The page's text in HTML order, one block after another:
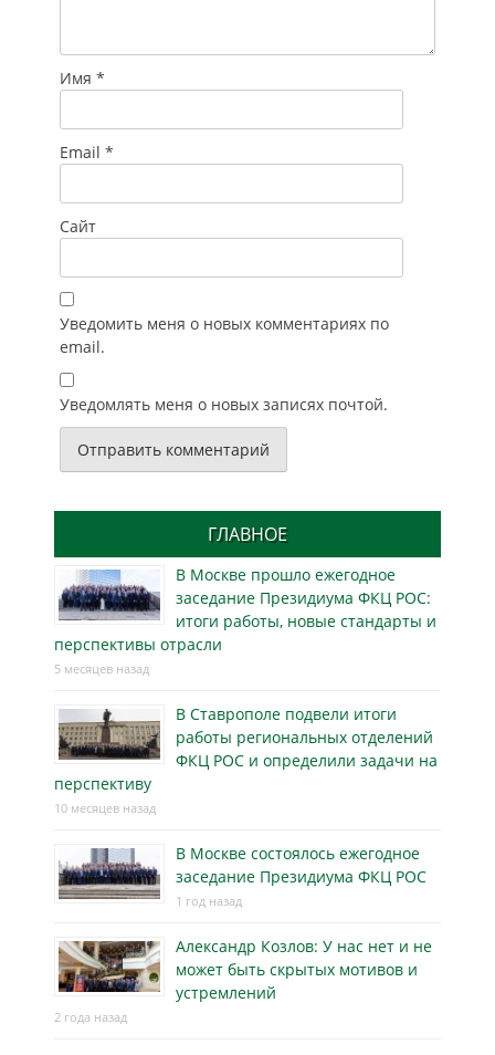
Имя *
Email *
Сайт
Уведомить меня о новых комментариях по
email.
Уведомлять меня о новых записях почтой.
ГЛАВНОЕ
В Москве прошло ежегодное
заседание Президиума ФКЦ РОС:
итоги работы, новые стандарты и
перспективы отрасли
5 месяцев назад
В Ставрополе подвели итоги
работы региональных отделений
ФКЦ РОС и определили задачи на
перспективу
10 месяцев назад
В Москве состоялось ежегодное
заседание Президиума ФКЦ РОС
1 год назад
Александр Козлов: У нас нет и не
может быть скрытых мотивов и
устремлений
2 года назад